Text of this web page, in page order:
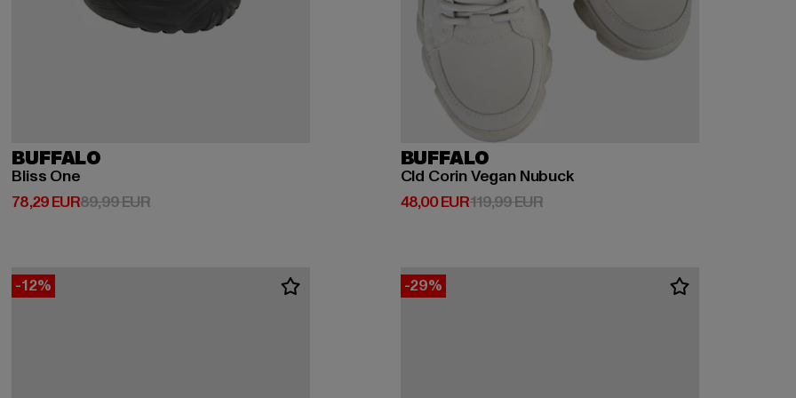
BUFFALO
Bliss One
78,29 EUR
Derzeitiger Preis: 78,29 EUR
89,99 EURAktionspreis: 89,99 EUR
BUFFALO
Cld Corin Vegan Nubuck
48,00 EUR
Derzeitiger Preis: 48,00 EUR
119,99 EURAktionspreis: 119,99 EUR
-12% -29%